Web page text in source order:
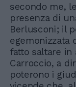
secondo me,
presenza di
Berlusconi; il
egemonizzata
fatto saltare in
Carroccio, a
poterono i